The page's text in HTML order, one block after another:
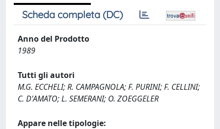
Scheda completa (DC)
Anno del Prodotto
1989
Tutti gli autori
M.G. ECCHELI; R. CAMPAGNOLA; F. PURINI; F. CELLINI;
C. D'AMATO; L. SEMERANI; O. ZOEGGELER
Appare nelle tipologie: